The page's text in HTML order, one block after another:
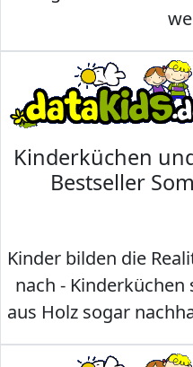
Kinderküchen
Bestseller
Kinder bilden die
nach -
aus Holz sogar